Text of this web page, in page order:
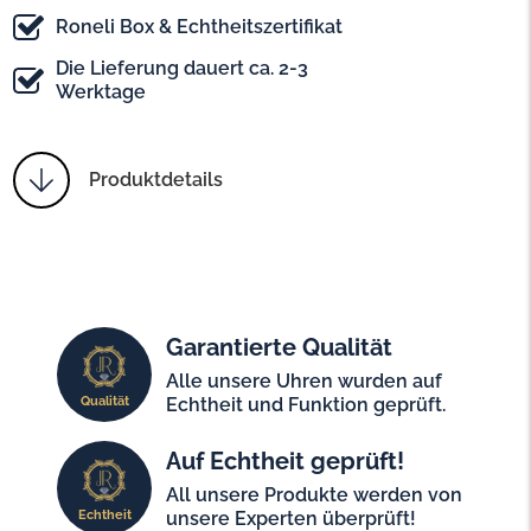
Roneli Box & Echtheitszertifikat
Die Lieferung dauert ca. 2-3
Werktage
Produktdetails
Qualität
Garantierte Qualität
Alle unsere Uhren wurden auf
Echtheit und Funktion geprüft.
Echtheit
Auf Echtheit geprüft!
All unsere Produkte werden von
unsere Experten überprüft!